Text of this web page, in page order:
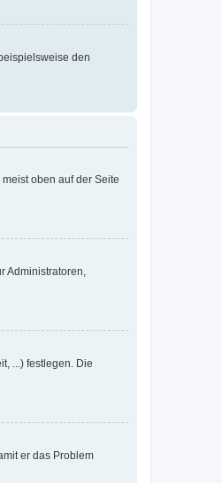
den
oben auf der Seite
Administratoren,
...) festlegen. Die
er das Problem